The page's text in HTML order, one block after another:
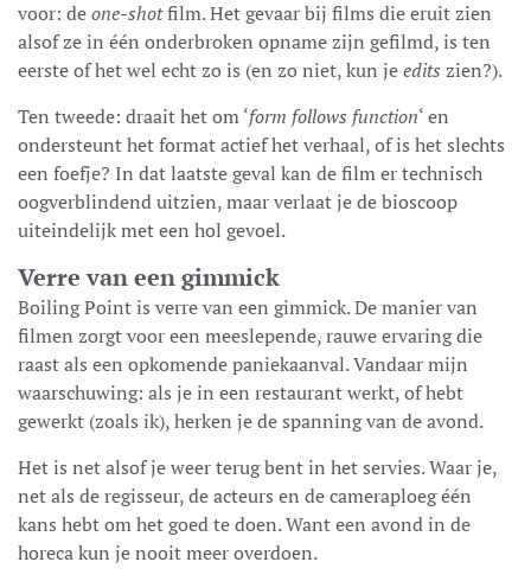
voor: deone-shotfilm. Het gevaar bij films die eruit zien
alsof ze in één onderbroken opname zijn gefilmd, is ten
eerste of het wel echt zo is (en zo niet, kun jeedits zien?).
Ten tweede: draait het om ‘form follows function‘ en
ondersteunt het format actief het verhaal, of is het slechts
een foefje? In dat laatste geval kan de film er technisch
oogverblindend uitzien, maar verlaat je de bioscoop
uiteindelijk met een hol gevoel.
Verre van een gimmick
Boiling Point is verre van een gimmick. De manier van
filmen zorgt voor een meeslepende, rauwe ervaring die
raast als een opkomende paniekaanval. Vandaar mijn
waarschuwing: als je in een restaurant werkt, of hebt
gewerkt (zoals ik), herken je de spanning van de avond.
Het is net alsof je weer terug bent in het servies. Waar je,
net als de regisseur, de acteurs en de cameraploeg één
kans hebt om het goed te doen. Want een avond in de
horeca kun je nooit meer overdoen.